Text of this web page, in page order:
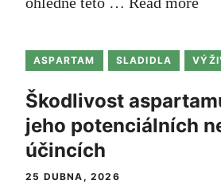
ASPARTAM SLADIDLA
Škodlivost
jeho potenciálních
účincích
25 DUBNA, 2026